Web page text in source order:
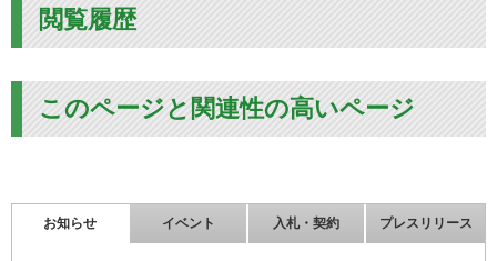
閲覧履歴
このページと関連性の高いページ
お知らせ イベント 入札・契約 プレスリリース